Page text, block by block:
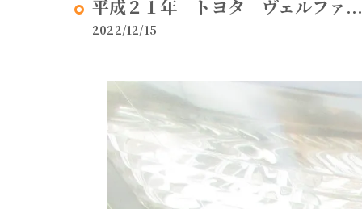
平成２１年 トヨタ ヴェルファ...
2022/12/15